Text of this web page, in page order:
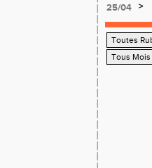
25/04
>